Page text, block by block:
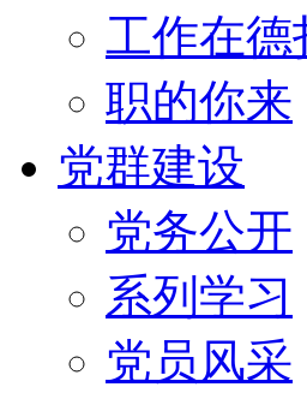
工作在德
职的你来
党群建设
党务公开
系列学习
党员风采